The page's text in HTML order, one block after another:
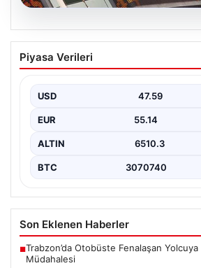
05.08.2026
FED faiz kararı ne zaman
Nisan ayı faiz beklentisi
Piyasa Verileri
USD 47.59
EUR 55.14
ALTIN 6510.3
BTC 3070740
Son Eklenen Haberler
■Trabzon’da Otobüste Fenalaşan Yolcuya
Müdahalesi